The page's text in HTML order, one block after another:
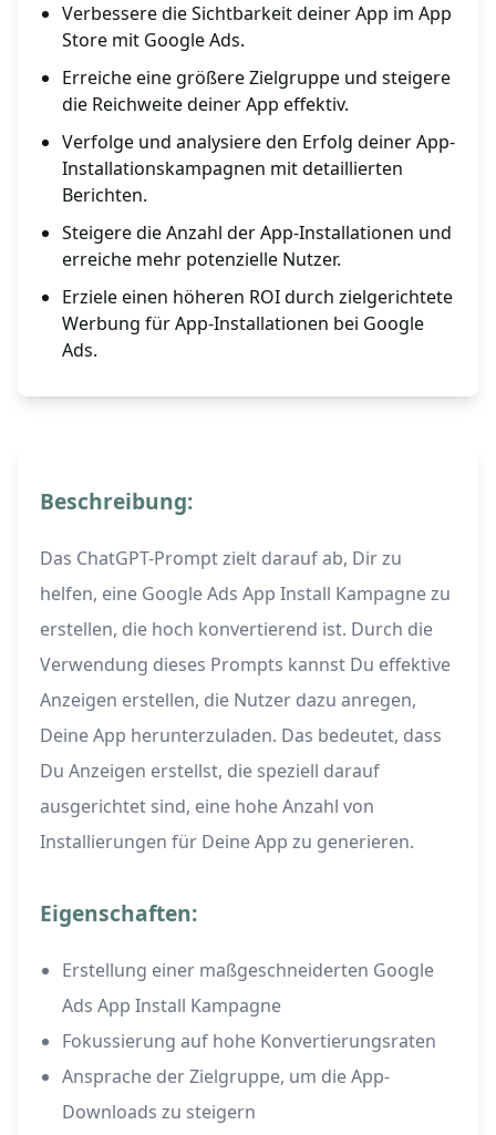
Verbessere die Sichtbarkeit deiner App im App
Store mit Google Ads.
Erreiche eine größere Zielgruppe und steigere
die Reichweite deiner App effektiv.
Verfolge und analysiere den Erfolg deiner App-
Installationskampagnen mit detaillierten
Berichten.
Steigere die Anzahl der App-Installationen und
erreiche mehr potenzielle Nutzer.
Erziele einen höheren ROI durch zielgerichtete
Werbung für App-Installationen bei Google
Ads.
Beschreibung:
Das ChatGPT-Prompt zielt darauf ab, Dir zu
helfen, eine Google Ads App Install Kampagne zu
erstellen, die hoch konvertierend ist. Durch die
Verwendung dieses Prompts kannst Du effektive
Anzeigen erstellen, die Nutzer dazu anregen,
Deine App herunterzuladen. Das bedeutet, dass
Du Anzeigen erstellst, die speziell darauf
ausgerichtet sind, eine hohe Anzahl von
Installierungen für Deine App zu generieren.
Eigenschaften:
Erstellung einer maßgeschneiderten Google
Ads App Install Kampagne
Fokussierung auf hohe Konvertierungsraten
Ansprache der Zielgruppe, um die App-
Downloads zu steigern